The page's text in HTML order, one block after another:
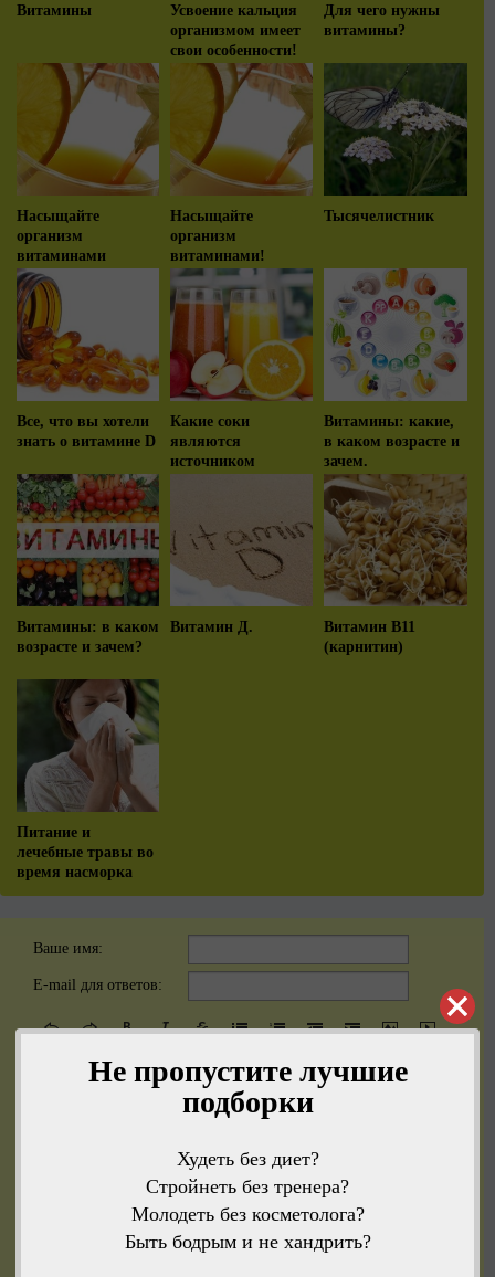
Не пропустите лучшие
подборки
Худеть без диет?
Стройнеть без тренера?
Молодеть без косметолога?
Быть бодрым и не хандрить?
Витамины
Усвоение кальция
организмом имеет
свои особенности!
Для чего нужны
витамины?
Насыщайте
организм
витаминами
Насыщайте
организм
витаминами!
Тысячелистник
Все, что вы хотели
знать о витамине D
Какие соки
являются
источником
Витамины: какие,
в каком возрасте и
зачем.
Витамины: в каком
возрасте и зачем?
Витамин Д.
Витамин В11
(карнитин)
Питание и
лечебные травы во
время насморка
Ваше имя:
E-mail для ответов:
Текст комментария